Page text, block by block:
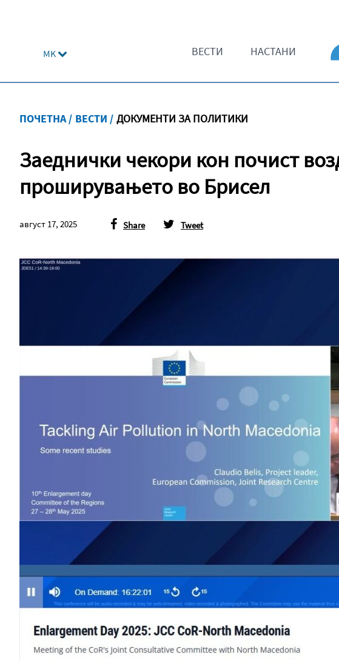
MK ВЕСТИ НАСТАНИ
ПОЧЕТНА / ВЕСТИ / ДОКУМЕНТИ ЗА ПОЛИТИКИ
Заеднички чекори кон почист
проширувањето во Брисел
август 17, 2025 Share Tweet